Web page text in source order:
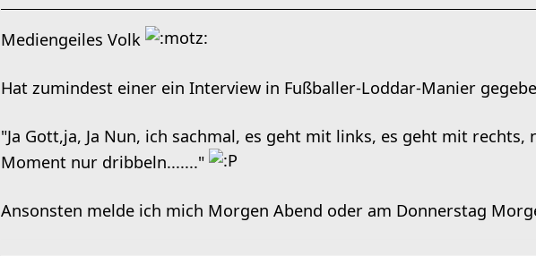
Mediengeiles Volk
Hat zumindest einer ein Interview in Fußballer-Loddar-Manier
"Ja Gott,ja, Ja Nun, ich sachmal, es geht mit links, es geht mit
Moment nur dribbeln......."
Ansonsten melde ich mich Morgen Abend oder am Donnerstag